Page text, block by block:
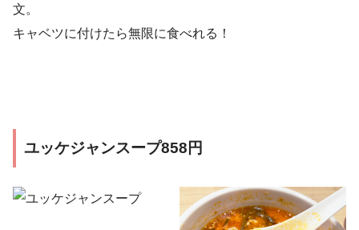
文。
キャベツに付けたら無限に食べれる！
ユッケジャンスープ858円